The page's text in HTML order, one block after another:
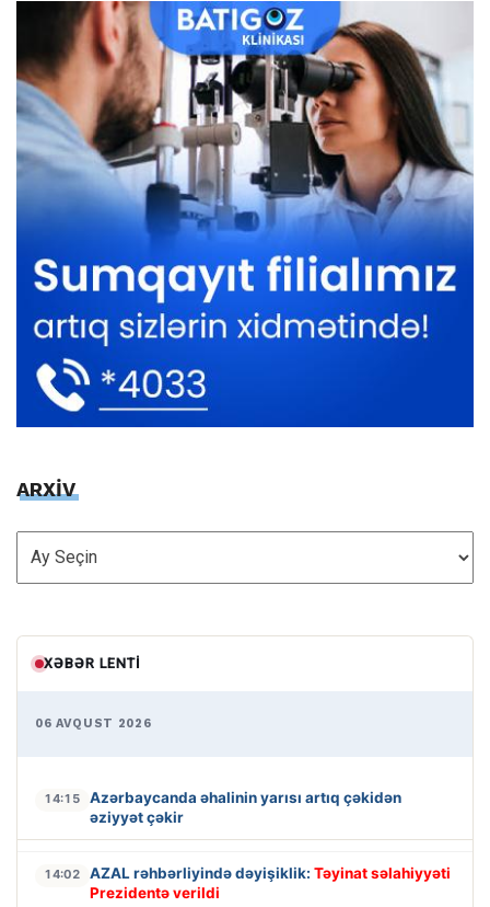
ARXİV
ARXİV
XƏBƏR LENTI
06 AVQUST 2026
14:15
Azərbaycanda əhalinin yarısı artıq çəkidən
əziyyət çəkir
14:02 AZAL rəhbərliyində dəyişiklik: Təyinat səlahiyyəti
Prezidentə verildi